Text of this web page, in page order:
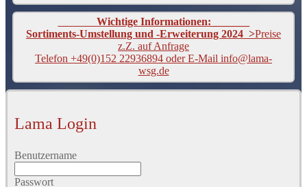
Wichtige Informationen:_______
Sortiments-Umstellung und -Erweiterung 2024 >Preise
z.Z. auf Anfrage
Telefon +49(0)152 22936894 oder E-Mail info@lama-
wsg.de
Lama Login
Benutzername
Passwort